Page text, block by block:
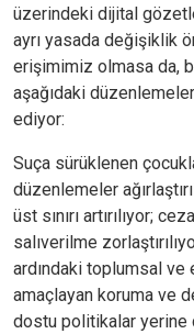
üzerindeki dijital
ayrı yasada değişiklik
erişimimiz olmasa da,
aşağıdaki
ediyor:
Suça sürüklenen
düzenlemeler
üst sınırı artırılıyor;
salıverilme
ardındaki toplumsal
amaçlayan koruma ve
dostu politikalar yerine